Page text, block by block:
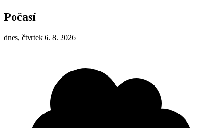
Počasí
dnes, čtvrtek 6. 8. 2026